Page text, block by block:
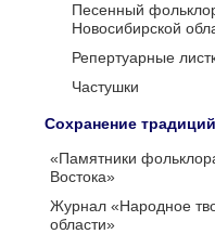
Песенный
Новосибирской
Репертуарные
Частушки
Сохранение
«Памятники
Востока»
Журнал «Народное
области»